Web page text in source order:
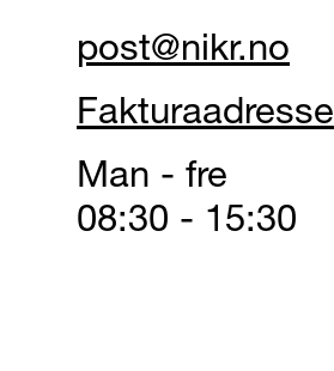
post@nikr.no
Fakturaadresse
Man - fre
08:30 - 15:30